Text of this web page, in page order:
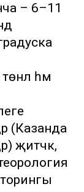
– 6–11
һәм
(Казанда
җитәчәк,